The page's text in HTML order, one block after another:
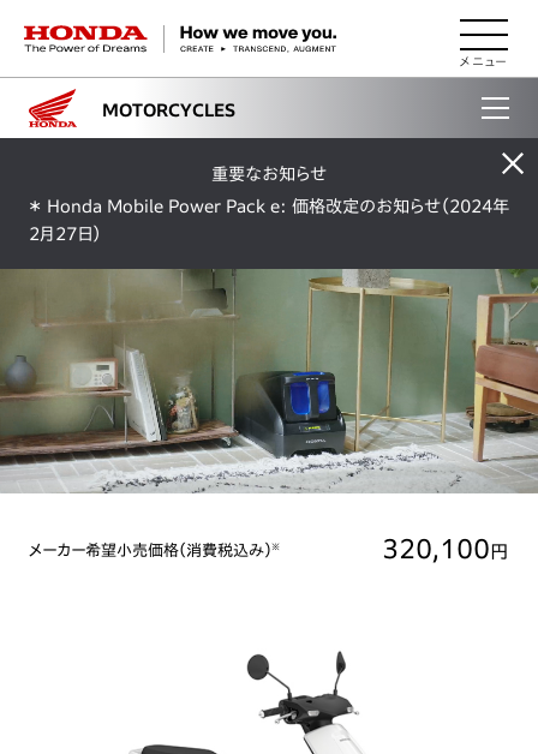
HONDA The Power of Dreams
MOTORCYCLES
重要なお知らせ
＊ Honda Mobile Power Pack e: 価格改定のお知らせ（2024年
2月27日）
メーカー希望小売価格（消費税込み）※ 320,100円